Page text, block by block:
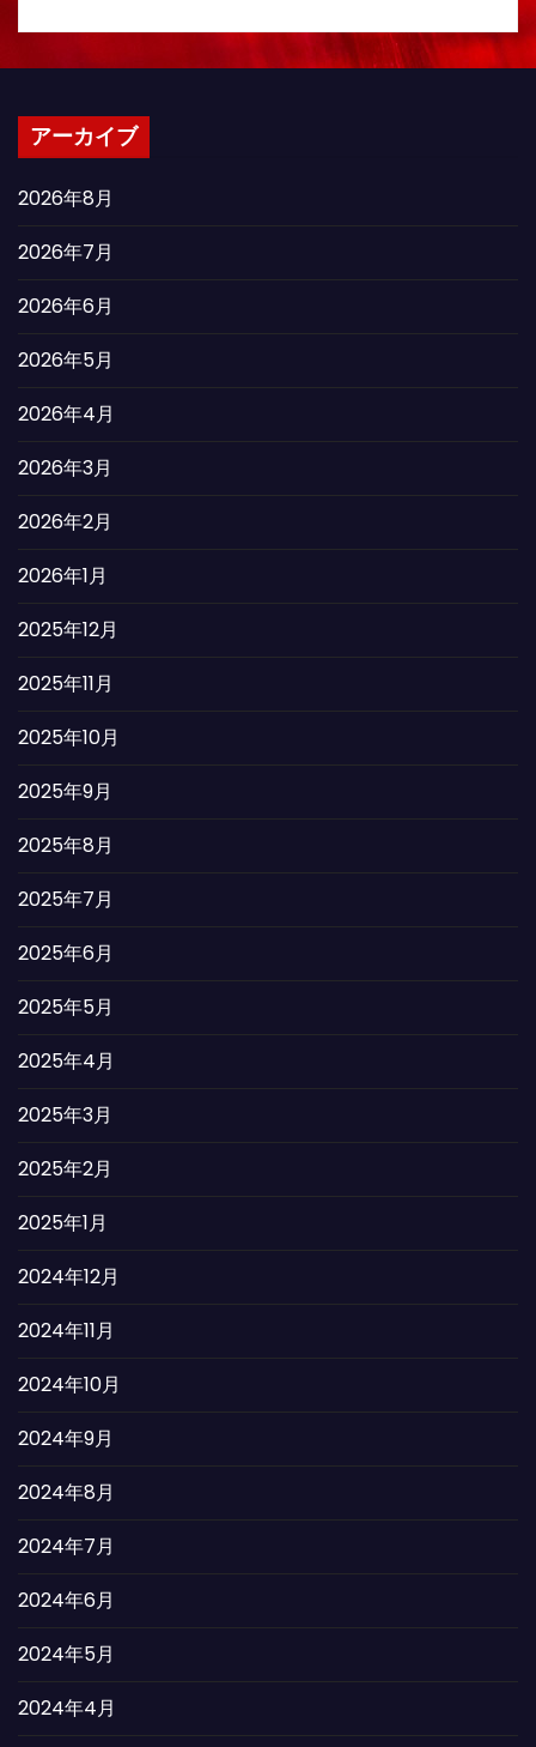
アーカイブ
2026年8月
2026年7月
2026年6月
2026年5月
2026年4月
2026年3月
2026年2月
2026年1月
2025年12月
2025年11月
2025年10月
2025年9月
2025年8月
2025年7月
2025年6月
2025年5月
2025年4月
2025年3月
2025年2月
2025年1月
2024年12月
2024年11月
2024年10月
2024年9月
2024年8月
2024年7月
2024年6月
2024年5月
2024年4月